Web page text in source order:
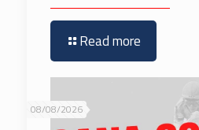
Read more
08/08/2026